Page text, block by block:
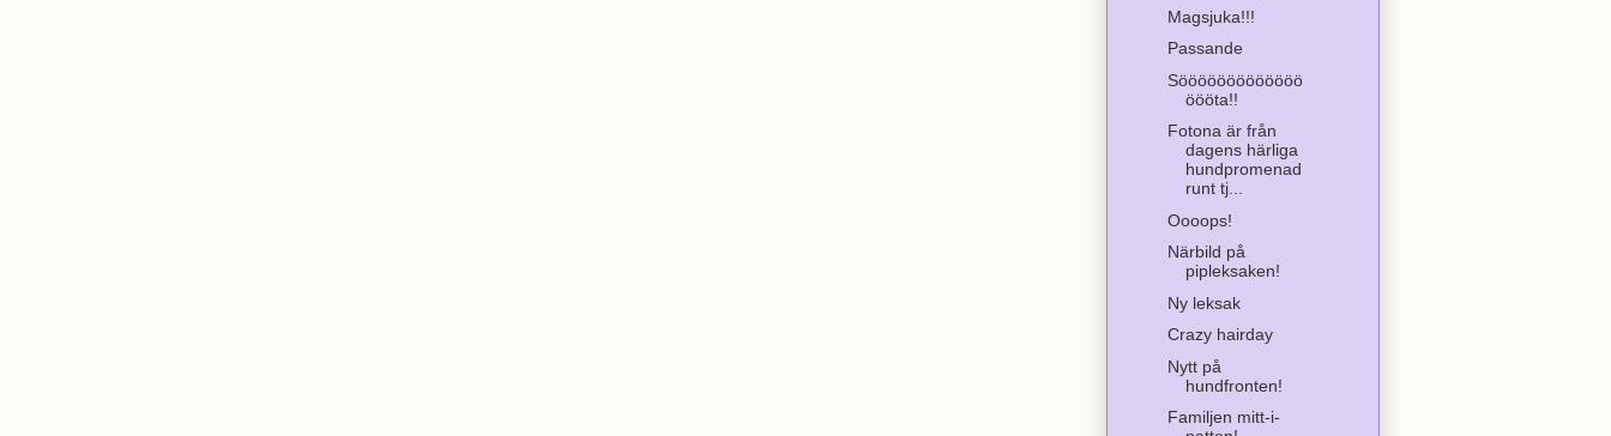
Magsjuka!!!
Passande
Sööööööööööööö
öööta!!
Fotona är från
dagens härliga
hundpromenad
runt tj...
Oooops!
Närbild på
pipleksaken!
Ny leksak
Crazy hairday
Nytt på
hundfronten!
Familjen mitt-i-